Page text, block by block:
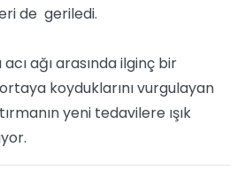
de geriledi.
ağı arasında ilginç bir
koyduklarını vurgulayan
yeni tedavilere ışık